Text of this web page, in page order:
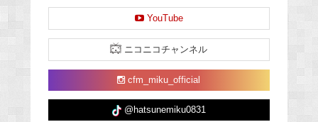
YouTube
ニコニコチャンネル
cfm_miku_official
@hatsunemiku0831